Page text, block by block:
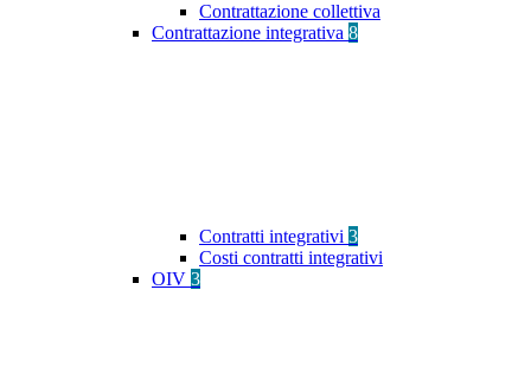
Contrattazione collettiva
Contrattazione integrativa 8
Contratti integrativi 3
Costi contratti integrativi
OIV 3